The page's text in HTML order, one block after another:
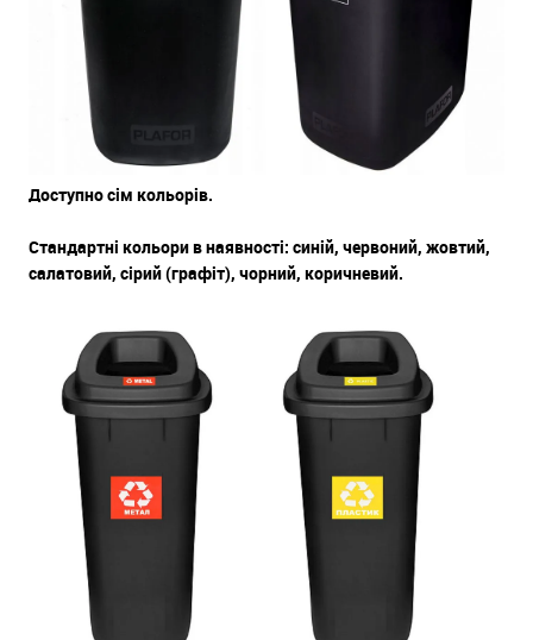
Доступно сім кольорів.
Стандартні кольори в наявності: синій, червоний, жовтий,
салатовий, сірий (графіт), чорний, коричневий.